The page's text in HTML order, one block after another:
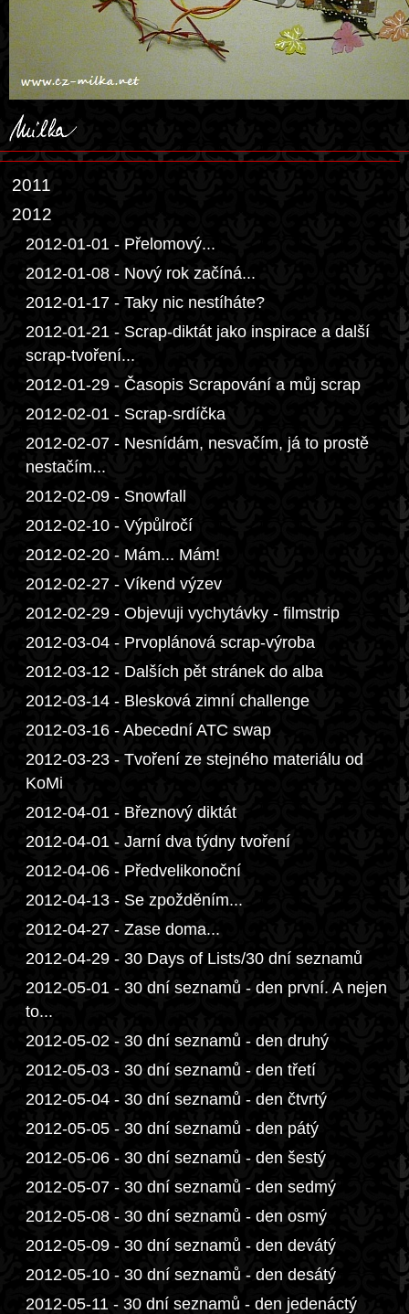
2011
2012
2012-01-01 - Přelomový...
2012-01-08 - Nový rok začíná...
2012-01-17 - Taky nic nestíháte?
2012-01-21 - Scrap-diktát jako inspirace a další
scrap-tvoření...
2012-01-29 - Časopis Scrapování a můj scrap
2012-02-01 - Scrap-srdíčka
2012-02-07 - Nesnídám, nesvačím, já to prostě
nestačím...
2012-02-09 - Snowfall
2012-02-10 - Výpůlročí
2012-02-20 - Mám... Mám!
2012-02-27 - Víkend výzev
2012-02-29 - Objevuji vychytávky - filmstrip
2012-03-04 - Prvoplánová scrap-výroba
2012-03-12 - Dalších pět stránek do alba
2012-03-14 - Blesková zimní challenge
2012-03-16 - Abecední ATC swap
2012-03-23 - Tvoření ze stejného materiálu od
KoMi
2012-04-01 - Březnový diktát
2012-04-01 - Jarní dva týdny tvoření
2012-04-06 - Předvelikonoční
2012-04-13 - Se zpožděním...
2012-04-27 - Zase doma...
2012-04-29 - 30 Days of Lists/30 dní seznamů
2012-05-01 - 30 dní seznamů - den první. A nejen
to...
2012-05-02 - 30 dní seznamů - den druhý
2012-05-03 - 30 dní seznamů - den třetí
2012-05-04 - 30 dní seznamů - den čtvrtý
2012-05-05 - 30 dní seznamů - den pátý
2012-05-06 - 30 dní seznamů - den šestý
2012-05-07 - 30 dní seznamů - den sedmý
2012-05-08 - 30 dní seznamů - den osmý
2012-05-09 - 30 dní seznamů - den devátý
2012-05-10 - 30 dní seznamů - den desátý
2012-05-11 - 30 dní seznamů - den jedenáctý